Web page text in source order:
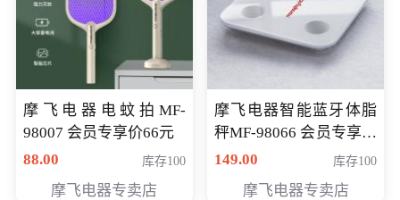
摩飞电器电蚊拍MF-
98007 会员专享价66元
88.00
库存100
摩飞电器专卖店
摩飞电器智能蓝牙体脂
秤MF-98066 会员专享价
98元
149.00 库存100
摩飞电器专卖店